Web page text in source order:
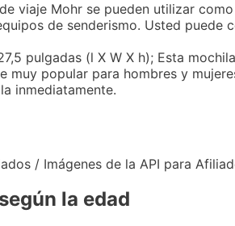
viaje Mohr se pueden utilizar
de senderismo. Usted puede
pulgadas (l X W X h); Esta
muy popular para hombres y
inmediatamente.
/ Imágenes de la API para
la edad